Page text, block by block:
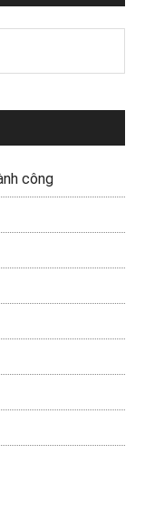
công